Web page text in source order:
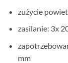
zużycie
zasilanie: 3x
mm